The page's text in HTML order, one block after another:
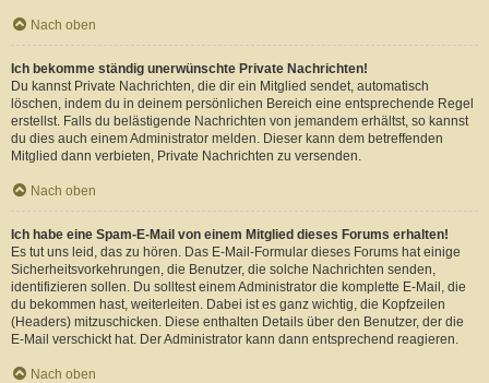
Nach oben
Ich bekomme ständig unerwünschte Private Nachrichten!
Du kannst Private Nachrichten, die dir ein Mitglied sendet, automatisch
löschen, indem du in deinem persönlichen Bereich eine entsprechende Regel
erstellst. Falls du belästigende Nachrichten von jemandem erhältst, so kannst
du dies auch einem Administrator melden. Dieser kann dem betreffenden
Mitglied dann verbieten, Private Nachrichten zu versenden.
Nach oben
Ich habe eine Spam-E-Mail von einem Mitglied dieses Forums erhalten!
Es tut uns leid, das zu hören. Das E-Mail-Formular dieses Forums hat einige
Sicherheitsvorkehrungen, die Benutzer, die solche Nachrichten senden,
identifizieren sollen. Du solltest einem Administrator die komplette E-Mail, die
du bekommen hast, weiterleiten. Dabei ist es ganz wichtig, die Kopfzeilen
(Headers) mitzuschicken. Diese enthalten Details über den Benutzer, der die
E-Mail verschickt hat. Der Administrator kann dann entsprechend reagieren.
Nach oben